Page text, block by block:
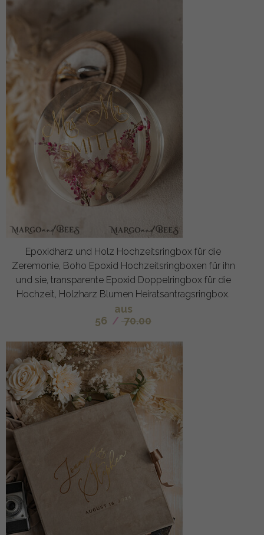
Epoxidharz und Holz Hochzeitsringbox für die
Zeremonie, Boho Epoxid Hochzeitsringboxen für ihn
und sie, transparente Epoxid Doppelringbox für die
Hochzeit, Holzharz Blumen Heiratsantragsringbox.
aus
56 / 70.00